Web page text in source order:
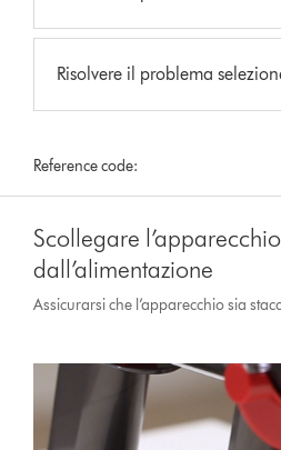
Risolvere il problema
Reference code:
Scollegare l’apparecchio
dall’alimentazione
Assicurarsi che l’apparecchio sia